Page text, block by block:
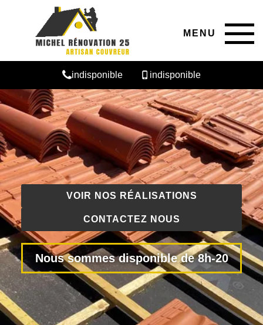
MENU
indisponible indisponible
VOIR NOS RÉALISATIONS
CONTACTEZ NOUS
Nous sommes disponible de 8h-20